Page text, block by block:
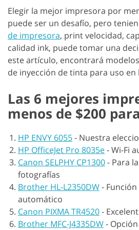
Elegir la mejor impresora por
puede ser un desafío, pero
de impresora, print velocidad,
calidad ink, puede tomar una
este artículo, encontrará
de inyección de tinta para uso en
Las 6 mejores
menos de $200
HP ENVY 6055- Nuestra
HP OfficeJet Pro 8035e-Wi-Fi
Canon SELPHY CP1300- Para
fotografías
Brother HL-L2350DW-
automático
Canon PIXMA TR4520-
Brother MFC-J4335DW-